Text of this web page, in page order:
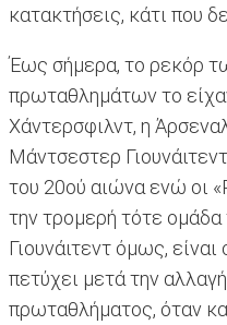
κατακτήσεις, κάτι που
Έως σήμερα, το ρεκόρ
πρωταθλημάτων το
Χάντερσφιλντ, η
Μάντσεστερ
του 20ού αιώνα ενώ οι
την τρομερή τότε
Γιουνάιτεντ όμως,
πετύχει μετά την
πρωταθλήματος, όταν